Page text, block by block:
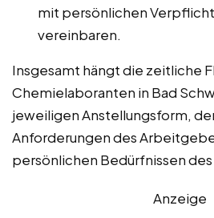
mit persönlichen
vereinbaren.
Insgesamt hängt die zeitliche
Chemielaboranten in Bad
jeweiligen Anstellungsform,
Anforderungen des
persönlichen Bedürfnissen
Anzeige